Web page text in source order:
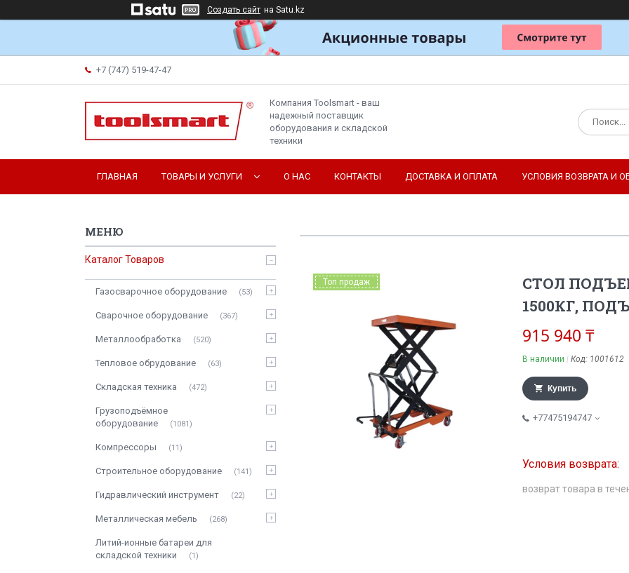
Создать сайт на Satu.kz
+7 (747) 519-47-47
Компания Toolsmart - ваш
надежный поставщик
оборудования и складской
техники
ГЛАВНАЯ ТОВАРЫ И УСЛУГИ О НАС КОНТАКТЫ ДОСТАВКА И ОПЛАТА УСЛОВИЯ ВОЗВРАТА И
Топ продаж
СТОЛ
1500КГ,
915 940 ₸
В наличии Код: 1001612
Купить
+77475194747
возврат товара в
Каталог Товаров
Газосварочное оборудование 53
Сварочное оборудование 367
Металлообработка 520
Тепловое обрудование 63
Складская техника 472
Грузоподъёмное
оборудование
1081
Компрессоры 11
Строительное оборудование 141
Гидравлический инструмент 22
Металлическая мебель 268
Литий-ионные батареи для
складской техники
1